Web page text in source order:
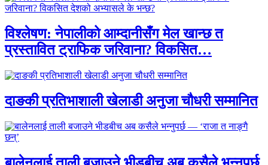
विश्लेषण: नेपालीको आम्दानीसँग मेल खान्छ त
प्रस्तावित ट्राफिक जरिवाना? विकसित…
दाङकी प्रतिभाशाली खेलाडी अनुजा चौधरी सम्मानित